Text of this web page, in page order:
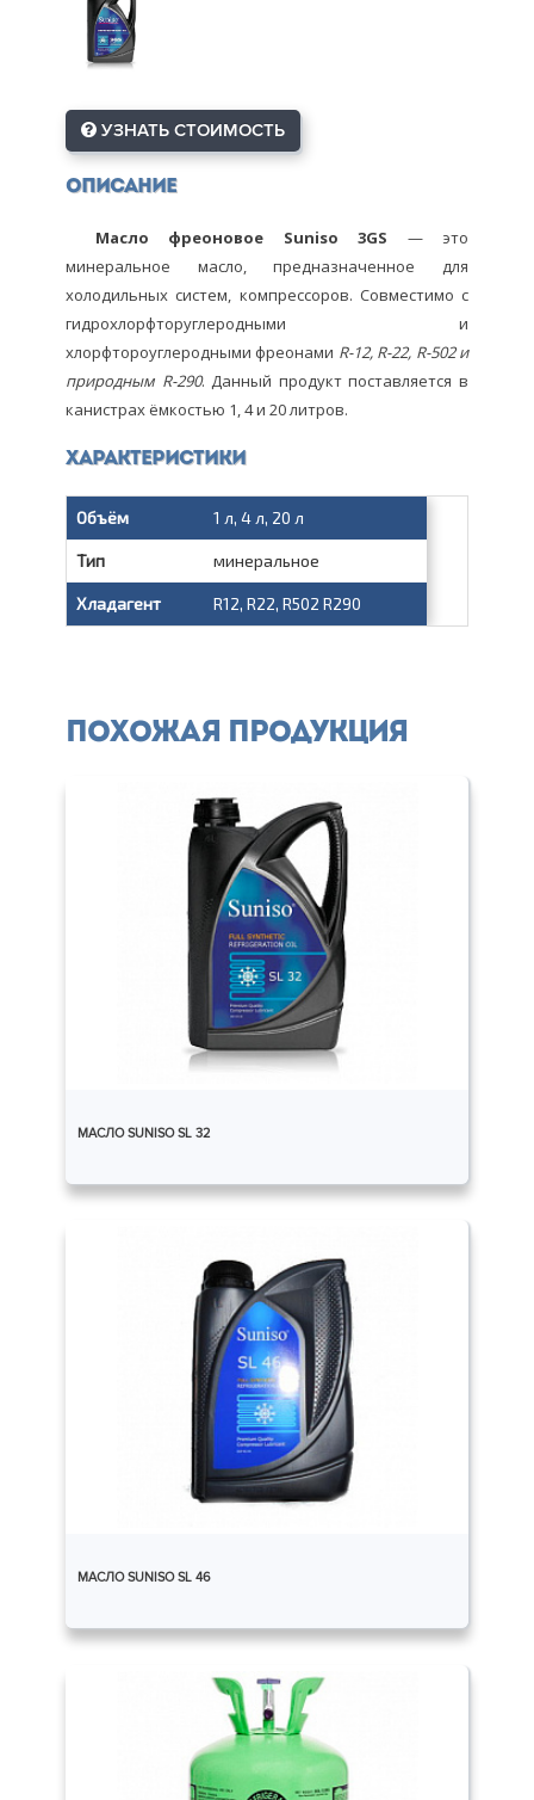
УЗНАТЬ СТОИМОСТЬ
Описание
Масло фреоновое Suniso 3GS — это
минеральное масло, предназначенное для
холодильных систем, компрессоров. Совместимо с
гидрохлорфторуглеродными и
хлорфтороуглеродными фреонами R-12, R-22, R-502 и
природным R-290. Данный продукт поставляется в
канистрах ёмкостью 1, 4 и 20 литров.
Характеристики
Объём 1 л, 4 л, 20 л
Тип минеральное
Хладагент R12, R22, R502 R290
Похожая продукция
МАСЛО SUNISO SL 32
МАСЛО SUNISO SL 46